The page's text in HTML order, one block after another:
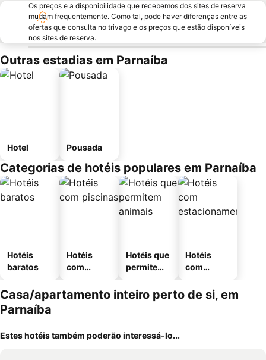
Os preços e a disponibilidade que recebemos dos sites de reserva
mudam frequentemente. Como tal, pode haver diferenças entre as
ofertas que consulta no trivago e os preços que estão disponíveis
nos sites de reserva.
Outras estadias em Parnaíba
Hotel Pousada
Categorias de hotéis populares em Parnaíba
Hotéis
baratos
Hotéis
com
Hotéis que
permitem
Hotéis
com
mento
Casa/apartamento inteiro perto de si, em
Parnaíba
Estes hotéis também poderão interessá-lo...